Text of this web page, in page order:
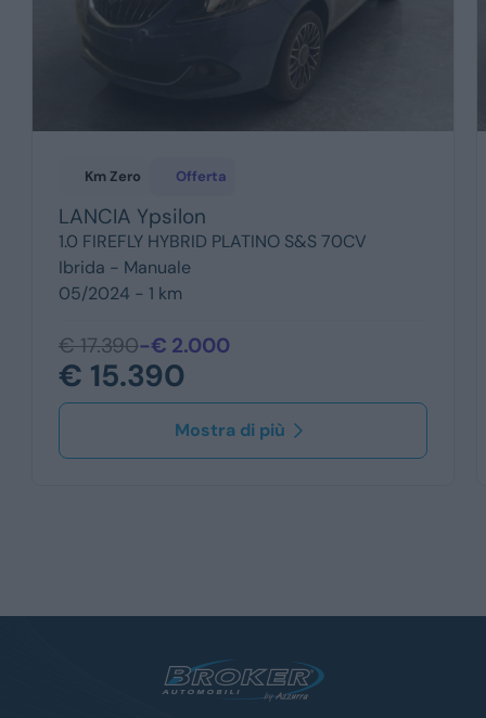
Km Zero Offerta
LANCIA Ypsilon
1.0 FIREFLY HYBRID PLATINO S&S 70CV
Ibrida - Manuale
05/2024 - 1 km
€ 17.390-€ 2.000
€ 15.390
Mostra di più